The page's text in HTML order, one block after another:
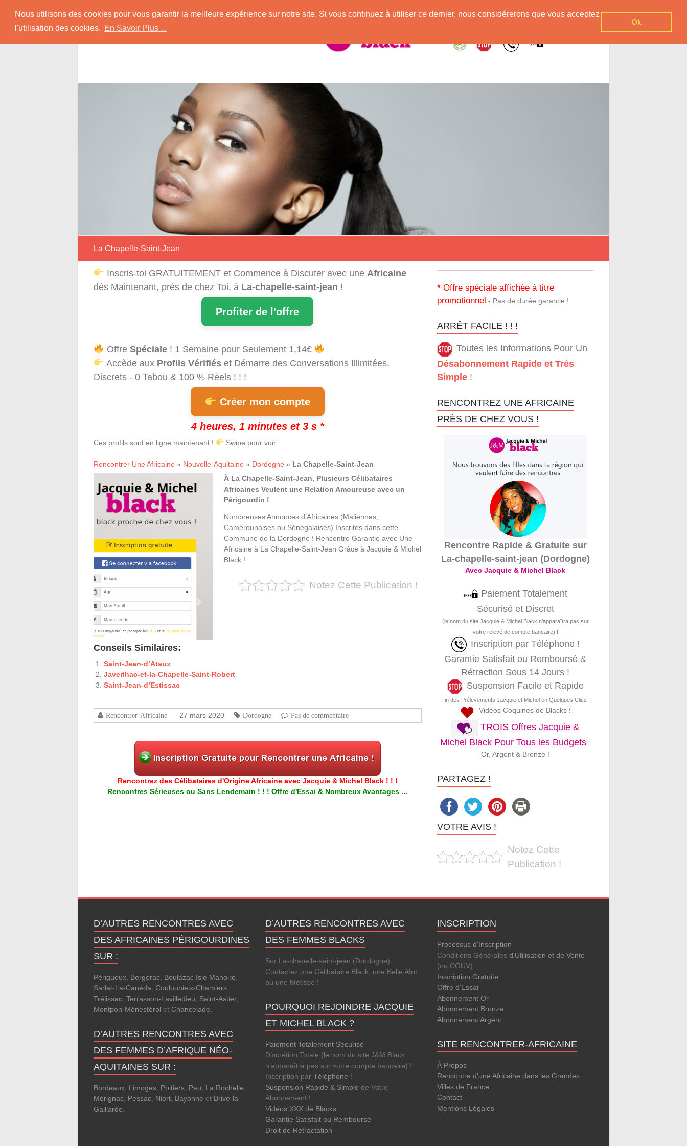
Nous utilisons des cookies pour vous garantir la meilleure expérience sur notre site. Si vous continuez à utiliser ce dernier, nous considérerons que vous acceptez
l'utilisation des cookies. En Savoir Plus ...
Ok
content
Rencontrer-Africaine
Conseils et Infos pour la Rencontre d'une Belle Africaine !
La Chapelle-Saint-Jean
Inscris-toi GRATUITEMENT et Commence à Discuter avec une Africaine
dès Maintenant, près de chez Toi, à La-chapelle-saint-jean !
Profiter de l'offre
Offre Spéciale! 1 Semaine pour Seulement 1,14€
Accède aux Profils Vérifiéset Démarre des Conversations Illimitées.
Discrets - 0 Tabou & 100 % Réels ! ! !
Créer mon compte
4 heures, 1 minutes et 3 s *
Ces profils sont en ligne maintenant ! Swipe pour voir
Rencontrer Une Africaine » Nouvelle-Aquitaine » Dordogne » La Chapelle-Saint-Jean
À La Chapelle-Saint-Jean, Plusieurs Célibataires
Africaines Veulent une Relation Amoureuse avec un
Périgourdin !
Nombreuses Annonces d’Africaines (Maliennes,
Camerounaises ou Sénégalaises) Inscrites dans cette
Commune de la Dordogne ! Rencontre Garantie avec Une
Africaine à La Chapelle-Saint-Jean Grâce à Jacquie & Michel
Black !
Notez Cette Publication !
Conseils Similaires:
Saint-Jean-d’Ataux
Javerlhac-et-la-Chapelle-Saint-Robert
Saint-Jean-d’Estissac
Rencontrer-Africaine 27 mars 2020 Dordogne Pas de commentaire
Rencontrez des Célibataires d'Origine Africaine avec Jacquie & Michel Black ! ! !
Rencontres Sérieuses ou Sans Lendemain ! ! ! Offre d'Essai & Nombreux Avantages ...
* Offre spéciale affichée à titre
promotionnel - Pas de durée garantie !
ARRÊT FACILE ! ! !
Toutes les Informations Pour Un
Désabonnement Rapide et Très
Simple !
RENCONTREZ UNE AFRICAINE
PRÈS DE CHEZ VOUS !
Rencontre Rapide & Gratuite sur
La-chapelle-saint-jean (Dordogne)
Avec Jacquie & Michel Black
Paiement Totalement
Sécurisé et Discret
(le nom du site Jacquie & Michel Black n’apparaîtra pas sur
votre relevé de compte bancaire) !
Inscription par Téléphone !
Garantie Satisfait ou Remboursé &
Rétraction Sous 14 Jours !
Suspension Facile et Rapide
Fin des Prélèvements Jacquie et Michel en Quelques Clics !
Vidéos Coquines de Blacks !
TROIS Offres Jacquie &
Michel Black Pour Tous les Budgets :
Or, Argent & Bronze !
PARTAGEZ !
VOTRE AVIS !
Notez Cette
Publication !
D’AUTRES RENCONTRES AVEC
DES AFRICAINES PÉRIGOURDINES
SUR :
Périgueux Bergerac Boulazac Isle Manoire
Sarlat-La-Canéda Coulounieix-Chamiers
Trélissac Terrasson-Lavilledieu Saint-Astier,
Montpon-Ménestérol et Chancelade
D’AUTRES RENCONTRES AVEC
DES FEMMES D’AFRIQUE NÉO-
AQUITAINES SUR :
Bordeaux Limoges Poitiers Pau La Rochelle
Mérignac Pessac Niort Bayonne et Brive-la-
Gaillarde
D’AUTRES RENCONTRES AVEC
DES FEMMES BLACKS
Sur La-chapelle-saint-jean (Dordogne),
Contactez une Célibataire Black, une Belle Afro
ou une Métisse !
POURQUOI REJOINDRE JACQUIE
ET MICHEL BLACK ?
Paiement Totalement Sécurisé
Discrétion Totale (le nom du site J&M Black
n’apparaîtra pas sur votre compte bancaire) !
Inscription par Téléphone !
Suspension Rapide & Simple de Votre
Abonnement !
Vidéos XXX de Blacks
Garantie Satisfait ou Remboursé
Droit de Rétractation
INSCRIPTION
Processus d'Inscription
Conditions Générales d'Utilisation et de Vente
(ou CGUV)
Inscription Gratuite
Offre d'Essai
Abonnement Or
Abonnement Bronze
Abonnement Argent
SITE RENCONTRER-AFRICAINE
À Propos
Rencontre d'une Africaine dans les Grandes
Villes de France
Contact
Mentions Légales